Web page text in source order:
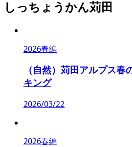
しっちょうかん苅田
2026春編
（自然）苅田アルプス春
キング
2026/03/22
2026春編